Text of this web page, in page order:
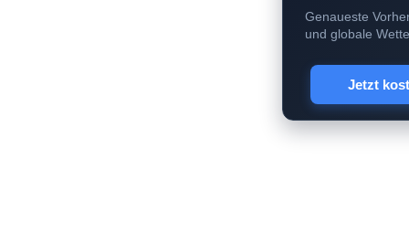
Genaueste
und globale
Jetzt